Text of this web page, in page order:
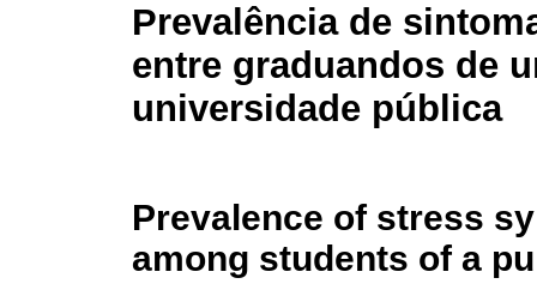
Prevalência de
entre graduandos de
universidade pública
Prevalence of stress
among students of a